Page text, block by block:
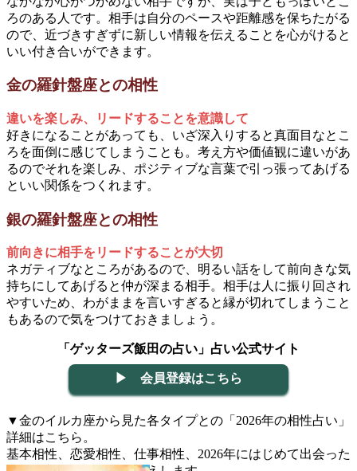
ろのある人です。相手は自分のペースや距離感を保ちたがる
ので、近づきすぎずに新しい情報を伝えることを心がけると
いい付き合いができます。
金の羅針盤座との相性
違いを楽しみ、リードすることを意識して
好きになることがあっても、いざ深入りすると真面目なとこ
ろを面倒に感じてしまうことも。考え方や価値観に違いがあ
るのでそれを楽しみ、ポジティブな言葉で引っ張ってあげる
といい関係をつくれます。
銀の羅針盤座との相性
前向きに相手をリードすることが大切
ネガティブなところがあるので、明るい話をして前向きな気
持ちにしてあげると仲が深まる相手。相手は人に振り回され
やすいため、わがままを言いすぎると縁が切れてしまうこと
もあるので気をつけておきましょう。
「ゲッターズ飯田の占い」占い公式サイト
▶ 会員登録はこちら
▼金のイルカ座から見た各タイプとの「2026年の相性占い」
詳細はこちら。
基本相性、恋愛相性、仕事相性、2026年にはじめて出会った